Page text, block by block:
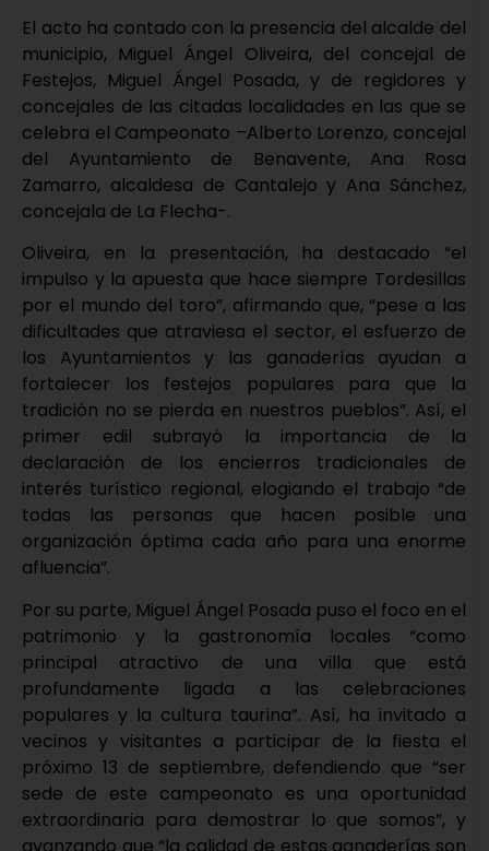
El acto ha contado con la presencia del alcalde del
municipio, Miguel Ángel Oliveira, del concejal de
Festejos, Miguel Ángel Posada, y de regidores y
concejales de las citadas localidades en las que se
celebra el Campeonato –Alberto Lorenzo, concejal
del Ayuntamiento de Benavente, Ana Rosa
Zamarro, alcaldesa de Cantalejo y Ana Sánchez,
concejala de La Flecha-.
Oliveira, en la presentación, ha destacado “el
impulso y la apuesta que hace siempre Tordesillas
por el mundo del toro”, afirmando que, “pese a las
dificultades que atraviesa el sector, el esfuerzo de
los Ayuntamientos y las ganaderías ayudan a
fortalecer los festejos populares para que la
tradición no se pierda en nuestros pueblos”. Así, el
primer edil subrayó la importancia de la
declaración de los encierros tradicionales de
interés turístico regional, elogiando el trabajo “de
todas las personas que hacen posible una
organización óptima cada año para una enorme
afluencia”.
Por su parte, Miguel Ángel Posada puso el foco en el
patrimonio y la gastronomía locales “como
principal atractivo de una villa que está
profundamente ligada a las celebraciones
populares y la cultura taurina”. Así, ha invitado a
vecinos y visitantes a participar de la fiesta el
próximo 13 de septiembre, defendiendo que “ser
sede de este campeonato es una oportunidad
extraordinaria para demostrar lo que somos”, y
avanzando que “la calidad de estas ganaderías son